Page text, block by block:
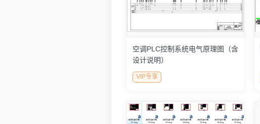
空调PLC控制系统电气原理图（含
设计说明）
VIP专享